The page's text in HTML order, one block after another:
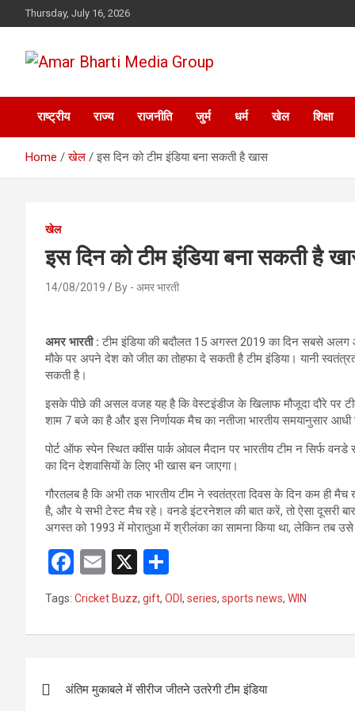
to
Thursday, July 16, 2026
Amar Bharti Media
Group
राष्ट्रीय राज्य राजनीति जुर्म धर्म खेल शिक्षा
Home खेल इस दिन को टीम इंडिया बना सकती है खास
खेल
इस दिन को टीम इंडिया बना सकती है
14/08/2019 By - अमर भारती
अमर भारती : टीम इंडिया की बदौलत 15 अगस्त 2019 का दिन सबसे अलग
मौके पर अपने देश को जीत का तोहफा दे सकती है टीम इंडिया। यानी
सकती है।
इसके पीछे की असल वजह यह है कि वेस्टइंडीज के खिलाफ मौजूदा दौरे पर
शाम 7 बजे का है और इस निर्णायक मैच का नतीजा भारतीय समयानुसार
पोर्ट ऑफ स्पेन स्थित क्वींस पार्क ओवल मैदान पर भारतीय टीम न सिर्फ
का दिन देशवासियों के लिए भी खास बन जाएगा।
गौरतलब है कि अभी तक भारतीय टीम ने स्वतंत्रता दिवस के दिन कम ही
है, और ये सभी टेस्ट मैच रहे। वनडे इंटरनेशल की बात करें, तो ऐसा दूसरी
अगस्त को 1993 में मोरातुआ में श्रीलंका का सामना किया था, लेकिन तब
F
a
ce
b
o
E
m
ail
X
h
ar
e
Tags: Cricket Buzz, gift, ODI , series, sports news, WIN
अंतिम मुकाबले में सीरीज जीतने उतरेगी टीम इंडिया